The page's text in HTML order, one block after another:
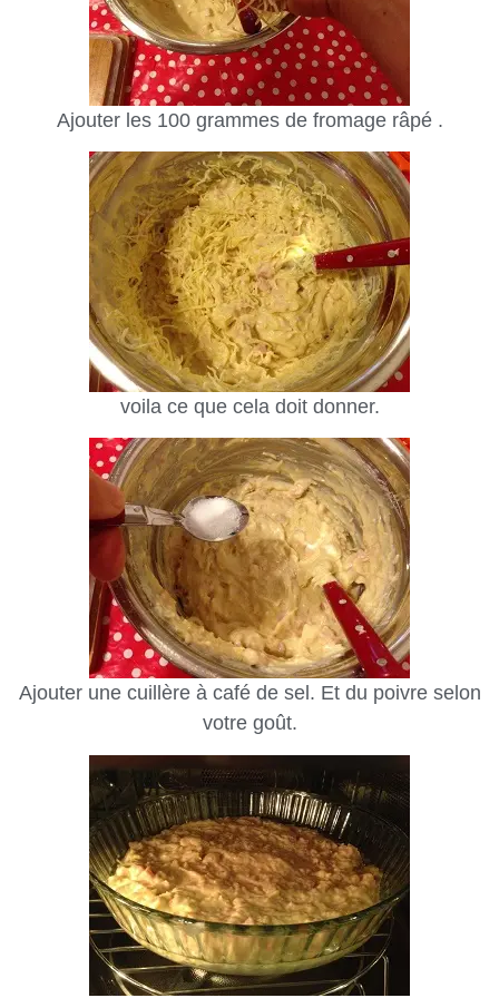
Ajouter les 100 grammes de fromage râpé .
voila ce que cela doit donner.
Ajouter une cuillère à café de sel. Et du poivre selon
votre goût.